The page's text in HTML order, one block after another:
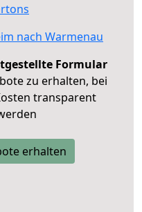
nach Warmenau
Formular
zu erhalten, bei
transparent
erhalten